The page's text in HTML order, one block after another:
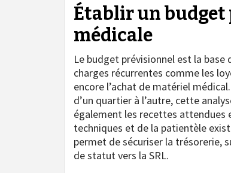
Établir un budget
médicale
Le budget prévisionnel est la
charges récurrentes comme les
encore l’achat de matériel
d’un quartier à l’autre, cette
également les recettes attendues
techniques et de la patientèle
permet de sécuriser la trésorerie,
de statut vers la SRL.